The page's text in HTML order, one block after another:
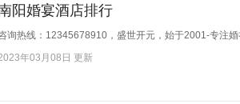
阳婚宴酒店排行
询热线：12345678910，盛世开元，始于2001-专注
年03月08日 更新